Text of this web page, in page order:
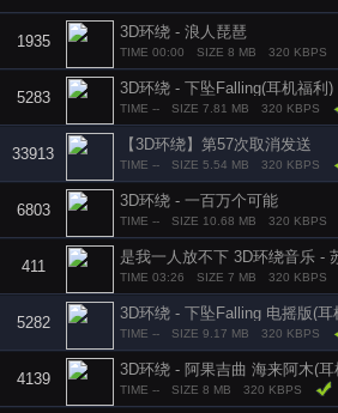
1935
3D环绕 - 浪人琵琶
TIME 00:00 SIZE 8 MB 320 KBPS
5283
3D环绕 - 下坠Falling(耳机福利)
TIME -- SIZE 7.81 MB 320 KBPS
33913
【3D环绕】第57次取消发送
TIME -- SIZE 5.54 MB 320 KBPS
6803
3D环绕 - 一百万个可能
TIME -- SIZE 10.68 MB 320 KBPS
411
是我一人放不下 3D环绕音乐 -
TIME 03:26 SIZE 7 MB 320 KBPS
5282
3D环绕 - 下坠Falling 电摇版(耳
TIME -- SIZE 9.17 MB 320 KBPS
4139
3D环绕 - 阿果吉曲 海来阿木(耳
TIME -- SIZE 8 MB 320 KBPS